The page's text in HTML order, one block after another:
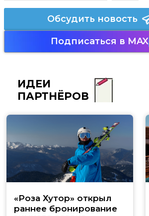
Обсудить новость
Подписаться в MAX
ИДЕИ
ПАРТНЁРОВ
«Роза Хутор» открыл
раннее бронирование